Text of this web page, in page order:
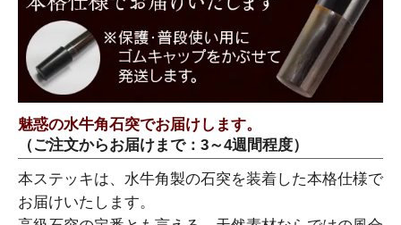
魅惑の水牛角石突でお届けします。
（ご注文からお届けまで：3～4週間程度）
本ステッキは、水牛角製の石突を装着した本格仕様で
お届けいたします。